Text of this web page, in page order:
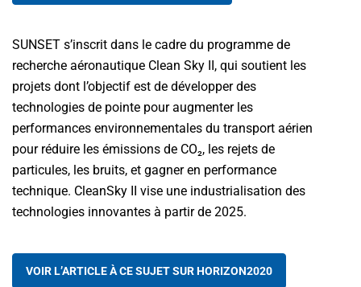
SUNSET s’inscrit dans le cadre du programme de
recherche aéronautique Clean Sky II, qui soutient les
projets dont l’objectif est de développer des
technologies de pointe pour augmenter les
performances environnementales du transport aérien
pour réduire les émissions de CO₂, les rejets de
particules, les bruits, et gagner en performance
technique. CleanSky II vise une industrialisation des
technologies innovantes à partir de 2025.
VOIR L’ARTICLE À CE SUJET SUR HORIZON2020